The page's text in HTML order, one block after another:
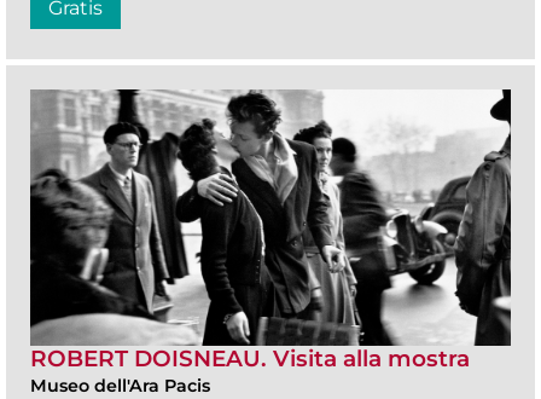
Gratis
ROBERT DOISNEAU. Visita alla mostra
Museo dell'Ara Pacis